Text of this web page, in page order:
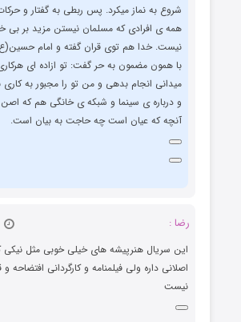
شروع به نماز میکرد. پس ربطی به گفتار و حرکات
همه ی افرادی که مسلمان نیستن مزید بر بی
نیست. خدا هم توی قران گفته و امام
با همون مضمون به حر گفت: تو ازاده ای
میدانی انجام بدهی و من تو را مجبور به کاری
و درباره ی سینما و شبکه ی خانگی هم که
آنچه که عیان است چه حاجت به بیان است.
رضا :
این سریال هنرپیشه های خیلی خوبی مثل نیکی
اصلانی داره ولی فیلمنامه و کارگردانی افتضاحه و
نیست